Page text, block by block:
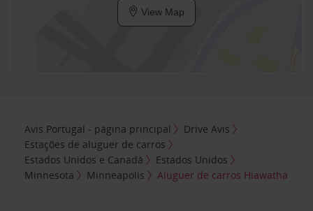
View Map
Avis Portugal - página principal
Drive Avis
Estações de aluguer de carros
Estados Unidos e Canadá
Estados Unidos
Minnesota
Minneapolis Aluguer de carros Hiawatha